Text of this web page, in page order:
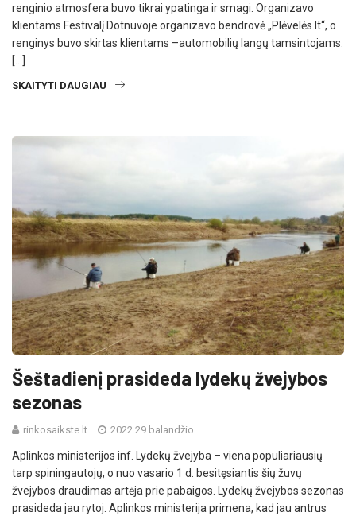
renginio atmosfera buvo tikrai ypatinga ir smagi. Organizavo
klientams Festivalį Dotnuvoje organizavo bendrovė „Plėvelės.lt“, o
renginys buvo skirtas klientams –automobilių langų tamsintojams.
[…]
SKAITYTI DAUGIAU
Šeštadienį prasideda lydekų žvejybos
sezonas
rinkosaikste.lt 2022 29 balandžio
Aplinkos ministerijos inf. Lydekų žvejyba – viena populiariausių
tarp spiningautojų, o nuo vasario 1 d. besitęsiantis šių žuvų
žvejybos draudimas artėja prie pabaigos. Lydekų žvejybos sezonas
prasideda jau rytoj. Aplinkos ministerija primena, kad jau antrus